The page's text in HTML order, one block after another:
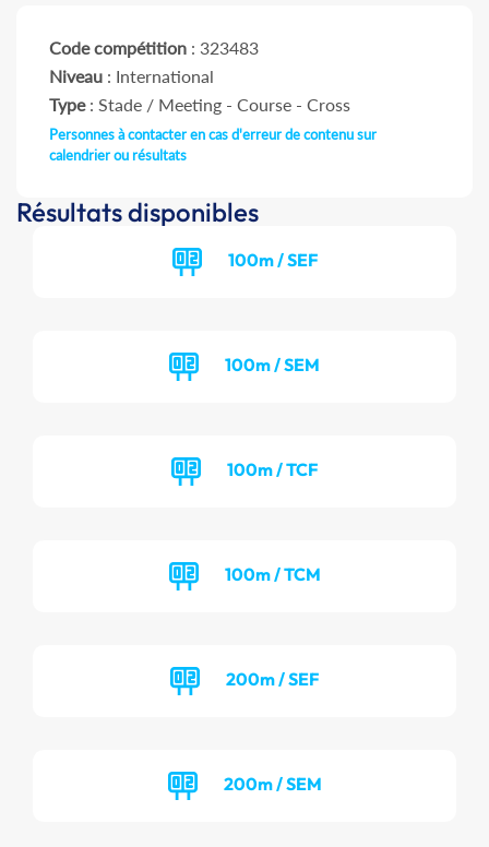
Code compétition : 323483
Niveau : International
Type: Stade / Meeting - Course - Cross
Personnes à contacter en cas d'erreur de contenu sur
calendrier ou résultats
Résultats disponibles
100m / SEF
100m / SEM
100m / TCF
100m / TCM
200m / SEF
200m / SEM